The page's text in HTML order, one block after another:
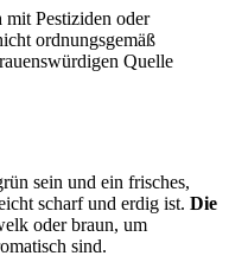
mit Pestiziden oder
ordnungsgemäß
Quelle
sein und ein frisches,
scharf und erdig ist. Die
oder braun, um
sind.